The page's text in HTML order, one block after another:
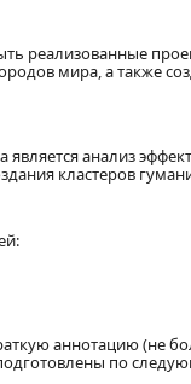
реализованные
мира, а также
анализ
кластеров
аннотацию (не
по